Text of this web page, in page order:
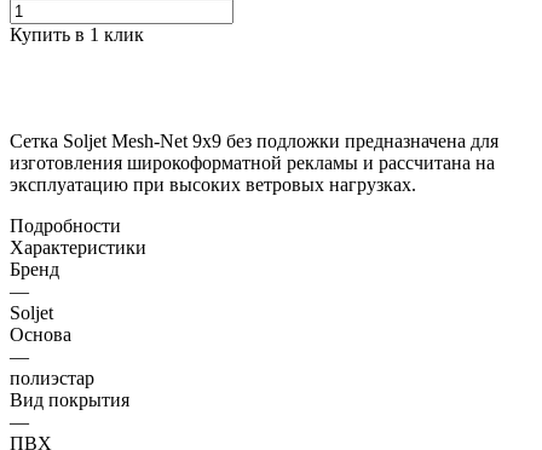
Купить в 1 клик
Сетка Soljet Mesh-Net 9х9 без подложки предназначена для
изготовления широкоформатной рекламы и рассчитана на
эксплуатацию при высоких ветровых нагрузках.
Подробности
Характеристики
Бренд
—
Soljet
Основа
—
полиэстар
Вид покрытия
—
ПВХ